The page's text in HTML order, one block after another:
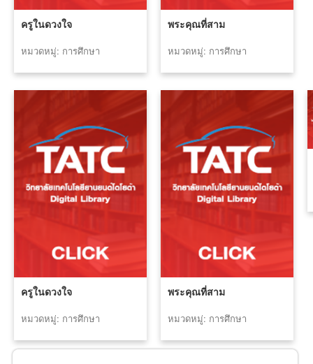
ครูในดวงใจ
หมวดหมู่: การศึกษา
พระคุณที่สาม
หมวดหมู่: การศึกษา
ครูในดวงใจ
หมวดหมู่: การศึกษา
พระคุณที่สาม
หมวดหมู่: การศึกษา